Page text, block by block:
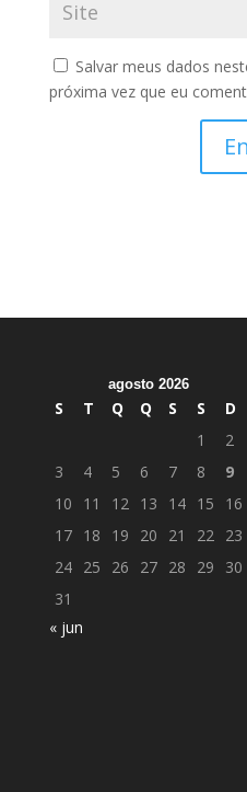
Salvar meus dados
próxima vez que eu
agosto 2026
S T Q Q S S
D
1
2
3
4 5 6 7 8
9
10
11 12 13 14 15
16
17 18 19 20 21 22 23
24 25 26 27 28 29
30
31
« jun